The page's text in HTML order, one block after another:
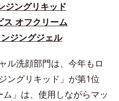
ジングリキッド
ス オフクリーム
ジングジェル
ル洗顔部門は、今年もロ
ングリキッド」が第1位
」は、使用しながらマッ